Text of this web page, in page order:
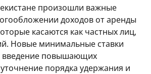
произошли важные
доходов от аренды
касаются как частных лиц,
Новые минимальные ставки
введение повышающих
порядка удержания и